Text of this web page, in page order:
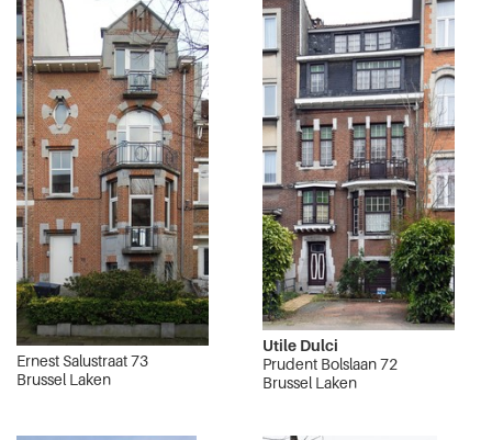
Ernest Salustraat 73
Brussel Laken
Utile Dulci
Prudent Bolslaan 72
Brussel Laken